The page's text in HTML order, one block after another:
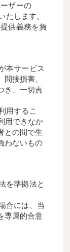
ザーの
たします。
供義務を負
本サービス
接損害、
き、一切責
用するこ
用できなか
との間で生
わないもの
を準拠法と
合には、当
専属的合意